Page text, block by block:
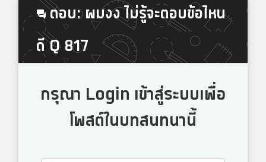
ตอบ: ผมงง ไม่รู้จะตอบข้อไหน
ดี Q 817
กรุณา Login เข้าสู่ระบบเพื่อ
โพสต์ในบทสนทนานี้